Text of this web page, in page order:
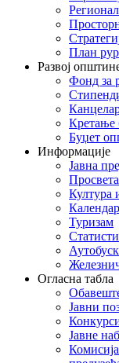
План
Развој
Фонд за
Кретање
Буџет
Информације
Јавна
Просвета
Култура
Туризам
Огласна табла
Јавни
Јавне